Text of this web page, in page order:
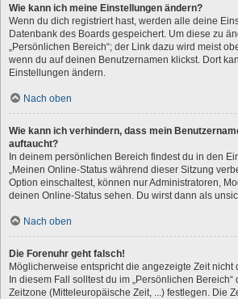
Wie kann ich meine Einstellungen ändern?
Wenn du dich registriert hast, werden alle deine
Datenbank des Boards gespeichert. Um diese zu
„Persönlichen Bereich“; der Link dazu wird meist
wenn du auf deinen Benutzernamen klickst. Dort
Einstellungen ändern.
Nach oben
Wie kann ich verhindern, dass mein
auftaucht?
In deinem persönlichen Bereich findest du in den
„Meinen Online-Status während dieser Sitzung
Option einschaltest, können nur Administratoren,
deinen Online-Status sehen. Du wirst dann als
Nach oben
Die Forenuhr geht falsch!
Möglicherweise entspricht die angezeigte Zeit
In diesem Fall solltest du im „Persönlichen
Zeitzone (Mitteleuropäische Zeit, ...) festlegen. Die